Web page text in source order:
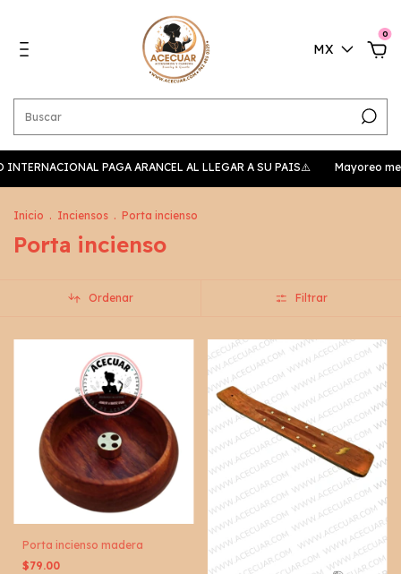
MX
0
PAGA ARANCEL AL LLEGAR A SU PAIS⚠️ Mayoreo
Inicio . Inciensos . Porta incienso
Porta incienso
Ordenar Filtrar
Porta incienso madera
$79.00